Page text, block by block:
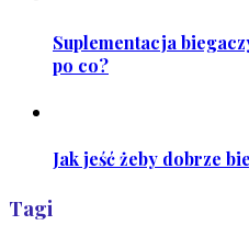
Suplementacja
po co?
Jak jeść żeby dobrze
Tagi